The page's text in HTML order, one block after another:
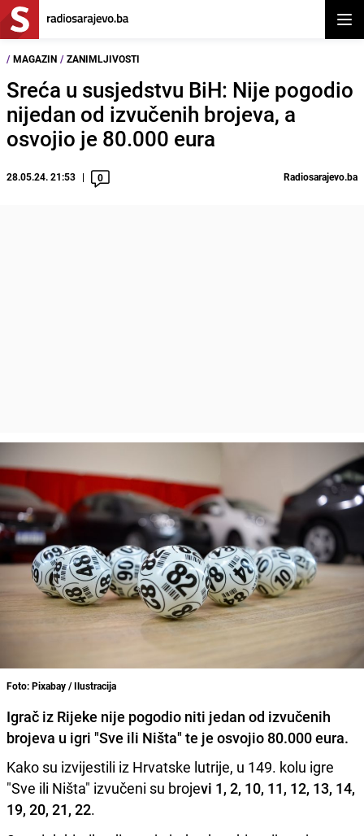
/ MAGAZIN / ZANIMLJIVOSTI
Sreća u susjedstvu BiH: Nije pogodio
nijedan od izvučenih brojeva, a
osvojio je 80.000 eura
28.05.24. 21:53 0 Radiosarajevo.ba
Foto: Pixabay / Ilustracija
Igrač iz Rijeke nije pogodio niti jedan od izvučenih
brojeva u igri "Sve ili Ništa" te je osvojio 80.000 eura.
Kako su izvijestili iz Hrvatske lutrije, u 149. kolu igre
"Sve ili Ništa" izvučeni su brojevi 1, 2, 10, 11, 12, 13, 14,
19, 20, 21, 22.